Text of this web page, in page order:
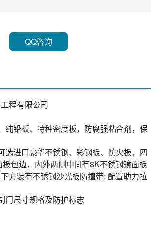
QQ咨询
程有限公司
纯铅板、特种密度板，防腐强粘合剂，保
选进口豪华不锈钢、彩钢板、防火板，四
包边，内外两侧中间有8K不锈钢镜面板
方装有不锈钢沙光板防撞带; 配置助力拉
门尺寸规格及防护标志